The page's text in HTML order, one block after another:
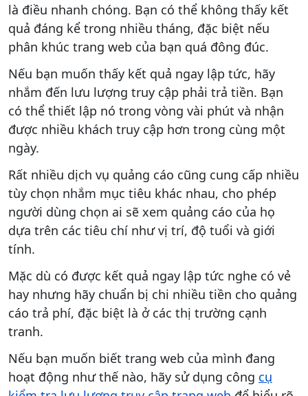
là điều nhanh chóng. Bạn có thể không thấy kết
quả đáng kể trong nhiều tháng, đặc biệt nếu
phân khúc trang web của bạn quá đông đúc.
Nếu bạn muốn thấy kết quả ngay lập tức, hãy
nhắm đến lưu lượng truy cập phải trả tiền. Bạn
có thể thiết lập nó trong vòng vài phút và nhận
được nhiều khách truy cập hơn trong cùng một
ngày.
Rất nhiều dịch vụ quảng cáo cũng cung cấp nhiều
tùy chọn nhắm mục tiêu khác nhau, cho phép
người dùng chọn ai sẽ xem quảng cáo của họ
dựa trên các tiêu chí như vị trí, độ tuổi và giới
tính.
Mặc dù có được kết quả ngay lập tức nghe có vẻ
hay nhưng hãy chuẩn bị chi nhiều tiền cho quảng
cáo trả phí, đặc biệt là ở các thị trường cạnh
tranh.
Nếu bạn muốn biết trang web của mình đang
hoạt động như thế nào, hãy sử dụng công cụ